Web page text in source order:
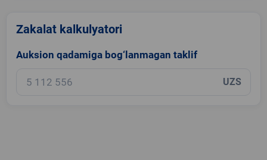
Zakalat kalkulyatori
Auksion qadamiga bog‘lanmagan taklif
UZS